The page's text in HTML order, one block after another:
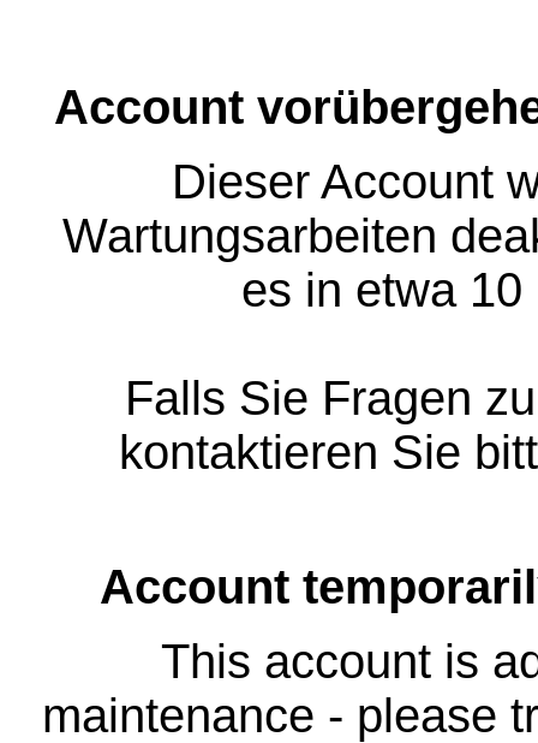
Account
Dieser Account
Wartungsarbeiten
es in etwa
Falls Sie Fragen
kontaktieren Sie
Account
This account is
maintenance - please